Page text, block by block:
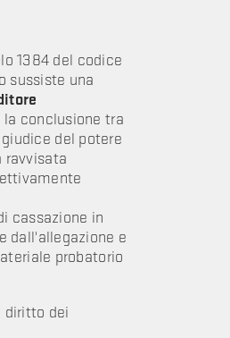
1384 del codice
sussiste una
conclusione tra
del potere
ravvisata
cassazione in
dall'allegazione e
probatorio
diritto dei